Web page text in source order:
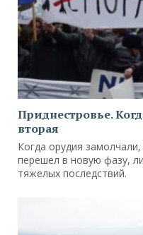
Приднестровье.
вторая
Когда орудия
перешел в новую фазу,
тяжелых последствий.